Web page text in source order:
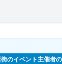
のイベント主催者